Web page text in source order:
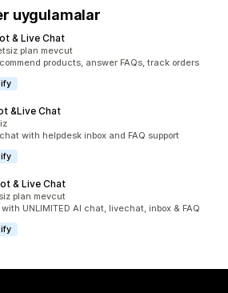
uygulamalar
& Live Chat
plan mevcut
products, answer FAQs, track orders
&Live Chat
with helpdesk inbox and FAQ support
& Live Chat
plan mevcut
UNLIMITED AI chat, livechat, inbox & FAQ